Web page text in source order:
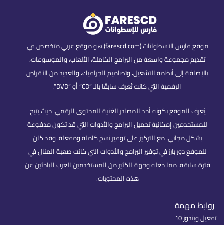
موقع فارس الاسطوانات (farescd.com) هو موقع عربي متخصص في
تقديم مجموعة واسعة من البرامج الكاملة، الألعاب، والموسوعات،
بالإضافة إلى أنظمة التشغيل، وتصاميم الجرافيك، والعديد من الأقراص
الرقمية التي كانت تُعرف سابقًا بالـ “CD” أو “DVD”.
يُعرف الموقع بكونه أحد المصادر الغنية للمحتوى الرقمي، حيث يتيح
للمستخدمين إمكانية تحميل البرامج والأدوات التي قد تكون مدفوعة
بشكل مجاني، مع التركيز على توفير نسخ كاملة ومفعلة. وقد كان
للموقع دور بارز في توفير البرامج والأدوات التي كانت صعبة المنال في
فترة سابقة، مما جعله وجهة للكثير من المستخدمين العرب الباحثين عن
هذه المحتويات.
روابط مهمة
تفعيل ويندوز 10